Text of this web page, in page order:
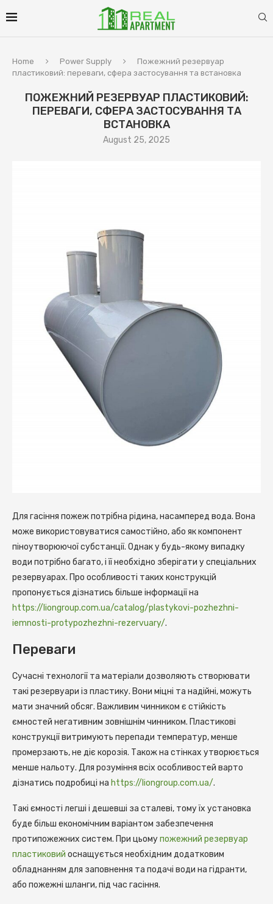
Home Power Supply
Пожежний резервуар
пластиковий: переваги, сфера застосування та встановка
ПОЖЕЖНИЙ РЕЗЕРВУАР ПЛАСТИКОВИЙ:
ПЕРЕВАГИ, СФЕРА ЗАСТОСУВАННЯ ТА
ВСТАНОВКА
August 25, 2025
Для гасіння пожеж потрібна рідина, насамперед вода. Вона
може використовуватися самостійно, або як компонент
піноутворюючої субстанції. Однак у будь-якому випадку
води потрібно багато, і її необхідно зберігати у спеціальних
резервуарах. Про особливості таких конструкцій
пропонується дізнатись більше інформації на
https://liongroup.com.ua/catalog/plastykovi-pozhezhni-
iemnosti-protypozhezhni-rezervuary/.
Переваги
Сучасні технології та матеріали дозволяють створювати
такі резервуари із пластику. Вони міцні та надійні, можуть
мати значний обсяг. Важливим чинником є ​​стійкість
ємностей негативним зовнішнім чинником. Пластикові
конструкції витримують перепади температур, менше
промерзають, не діє корозія. Також на стінках утворюється
менше нальоту. Для розуміння всіх особливостей варто
дізнатись подробиці на https://liongroup.com.ua/.
Такі ємності легші і дешевші за сталеві, тому їх установка
буде більш економічним варіантом забезпечення
протипожежних систем. При цьомупожежний резервуар
пластиковий оснащується необхідним додатковим
обладнанням для заповнення та подачі води на гідранти,
або пожежні шланги, під час гасіння.